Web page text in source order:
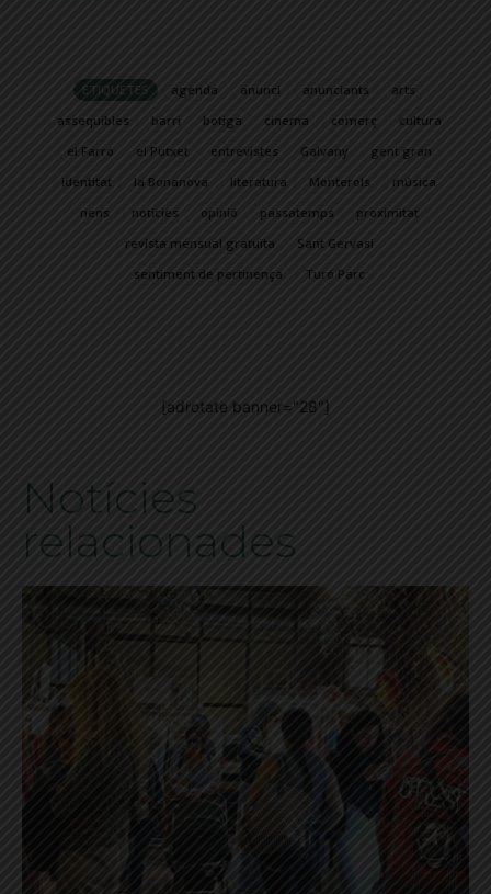
ETIQUETES agenda anunci anunciants
arts
assequibles
barri botiga cinema comerç
cultura
el Farró
el Putxet entrevistes Galvany
gent gran
identitat
la Bonanova literatura Monterols
música
nens
notícies opinió passatemps
proximitat
revista mensual gratuïta
Sant Gervasi
sentiment de pertinença
Turó Parc
[adrotate banner="28"]
Notícies
relacionades